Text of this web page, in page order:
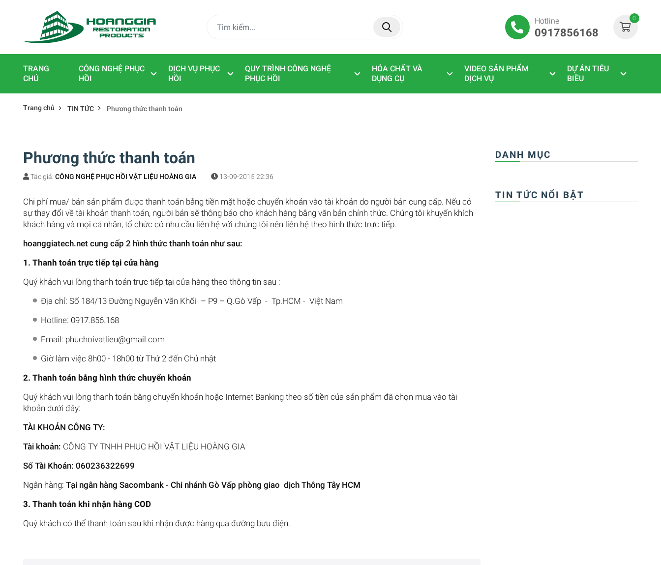
Hotline
0917856168
0
TRANG
CHỦ
CÔNG NGHỆ PHỤC
HỒI
DỊCH VỤ PHỤC
HỒI
QUY TRÌNH CÔNG NGHỆ
PHỤC HỒI
HÓA CHẤT VÀ
DỤNG CỤ
VIDEO SẢN PHẨM
DỊCH VỤ
DỰ ÁN TIÊU
BIỀU
Trang chủ TIN TỨC Phương thức thanh toán
Phương thức thanh toán
Tác giả: CÔNG NGHỆ PHỤC HỒI VẬT LIỆU HOÀNG GIA 13-09-2015 22:36
Chi phí mua/ bán sản phẩm được thanh toán bằng tiền mặt hoặc chuyển khoản vào tài khoản do người bán cung cấp. Nếu có
sự thay đổi về tài khoản thanh toán, người bán sẽ thông báo cho khách hàng bằng văn bản chính thức. Chúng tôi khuyến khích
khách hàng và mọi cá nhân, tổ chức có nhu cầu liên hệ với chúng tôi nên liên hệ theo hình thức trực tiếp.
hoanggiatech.net cung cấp 2 hình thức thanh toán như sau:
1. Thanh toán trực tiếp tại cửa hàng
Quý khách vui lòng thanh toán trực tiếp tại cửa hàng theo thông tin sau :
Địa chỉ: Số 184/13 Đường Nguyễn Văn Khối – P9 – Q.Gò Vấp - Tp.HCM - Việt Nam
Hotline: 0917.856.168
Email: phuchoivatlieu@gmail.com
Giờ làm việc 8h00 - 18h00 từ Thứ 2 đến Chủ nhật
2. Thanh toán bằng hình thức chuyển khoản
Quý khách vui lòng thanh toán bằng chuyển khoản hoặc Internet Banking theo số tiền của sản phẩm đã chọn mua vào tài
khoản dưới đây:
TÀI KHOẢN CÔNG TY:
Tài khoản: CÔNG TY TNHH PHỤC HỒI VẬT LIỆU HOÀNG GIA
Số Tài Khoản: 060236322699
Ngân hàng: Tại ngân hàng Sacombank - Chi nhánh Gò Vấp phòng giao dịch Thông Tây HCM
3. Thanh toán khi nhận hàng COD
Quý khách có thể thanh toán sau khi nhận được hàng qua đường bưu điện.
DANH MỤC
TIN TỨC NỔI BẬT